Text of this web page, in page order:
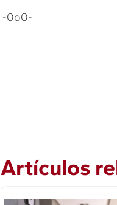
-0o0-
Artículos